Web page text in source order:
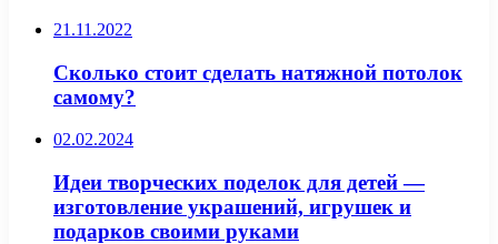
21.11.2022
Сколько стоит сделать натяжной потолок
самому?
02.02.2024
Идеи творческих поделок для детей —
изготовление украшений, игрушек и
подарков своими руками